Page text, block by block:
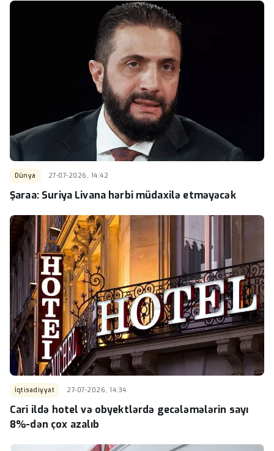
Dünya 27-07-2026, 14:42
Şaraa: Suriya Livana hərbi müdaxilə etməyəcək
İqtisadiyyat 27-07-2026, 14:34
Cari ildə hotel və obyektlərdə gecələmələrin sayı
8%-dən çox azalıb